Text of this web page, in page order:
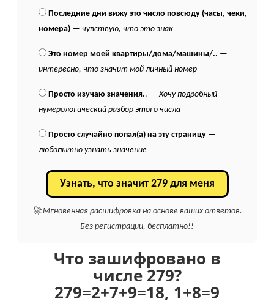
Последние дни вижу это число повсюду (часы, чеки,
номера) —чувствую, что это знак
Это номер моей квартиры/дома/машины/.. —
интересно, что значит мой личный номер
Просто изучаю значения.. —Хочу подробный
нумерологический разбор этого числа
Просто случайно попал(а) на эту страницу —
любопытно узнать значение
Узнать, что значит 279 для меня
🚀 Мгновенная расшифровка на основе ваших ответов.
Без регистрации, бесплатно!!
Что зашифровано в
числе 279?
279=2+7+9=18, 1+8=9